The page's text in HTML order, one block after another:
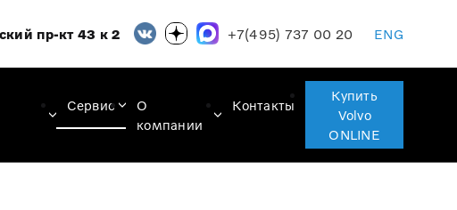
пр-кт 43 к 2 +7(495) 737 00 20 ENG
Сервис
О
компании
Контакты
Купить
Volvo
ONLINE